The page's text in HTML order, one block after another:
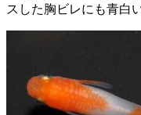
スした胸ビレにも青白